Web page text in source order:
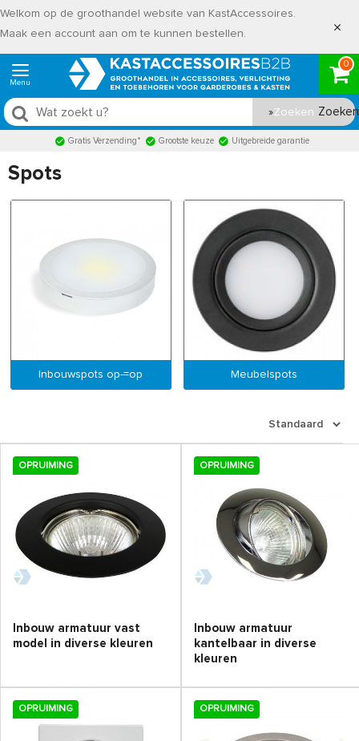
Welkom op de groothandel website van KastAccessoires.
Maak een account aan om te kunnen bestellen.
0
Zoeken
Gratis Verzending* Grootste keuze Uitgebreide garantie
Spots
Inbouwspots op-=op Meubelspots
OPRUIMING
Inbouw armatuur vast
model in diverse kleuren
OPRUIMING
Inbouw armatuur
kantelbaar in diverse
kleuren
OPRUIMING OPRUIMING